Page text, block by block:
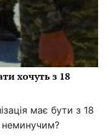
хочуть з 18
має бути з 18
неминучим?